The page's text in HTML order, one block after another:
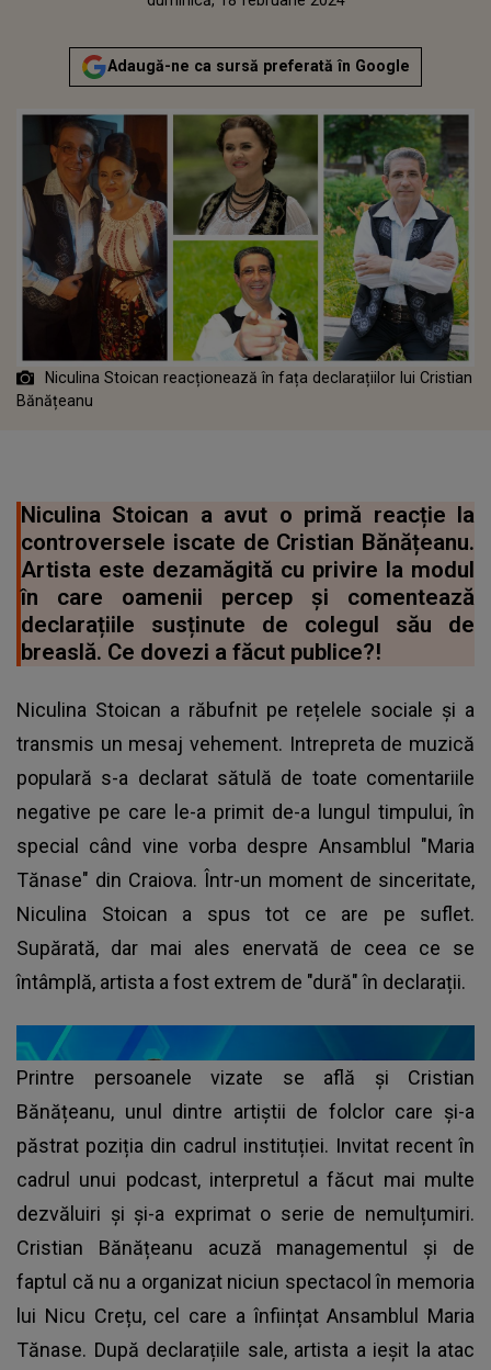
Adaugă-ne ca sursă preferată în Google
Niculina Stoican reacționează în fața declarațiilor lui Cristian
Bănățeanu
Niculina Stoican a avut o primă reacție la
controversele iscate de Cristian Bănățeanu.
Artista este dezamăgită cu privire la modul
în care oamenii percep şi comentează
declarațiile susținute de colegul său de
breaslă. Ce dovezi a făcut publice?!
Niculina Stoican a răbufnit pe rețelele sociale și a
transmis un mesaj vehement. Intrepreta de muzică
populară s-a declarat sătulă de toate comentariile
negative pe care le-a primit de-a lungul timpului, în
special când vine vorba despre Ansamblul "Maria
Tănase" din Craiova. Într-un moment de sinceritate,
Niculina Stoican a spus tot ce are pe suflet.
Supărată, dar mai ales enervată de ceea ce se
întâmplă, artista a fost extrem de "dură" în declarații.
Printre persoanele vizate se află și Cristian
Bănățeanu, unul dintre artiștii de folclor care și-a
păstrat poziția din cadrul instituției. Invitat recent în
cadrul unui podcast, interpretul a făcut mai multe
dezvăluiri și și-a exprimat o serie de nemulțumiri.
Cristian Bănățeanu acuză managementul și de
faptul că nu a organizat niciun spectacol în memoria
lui Nicu Crețu, cel care a înființat Ansamblul Maria
Tănase. După declarațiile sale, artista a ieșit la atac